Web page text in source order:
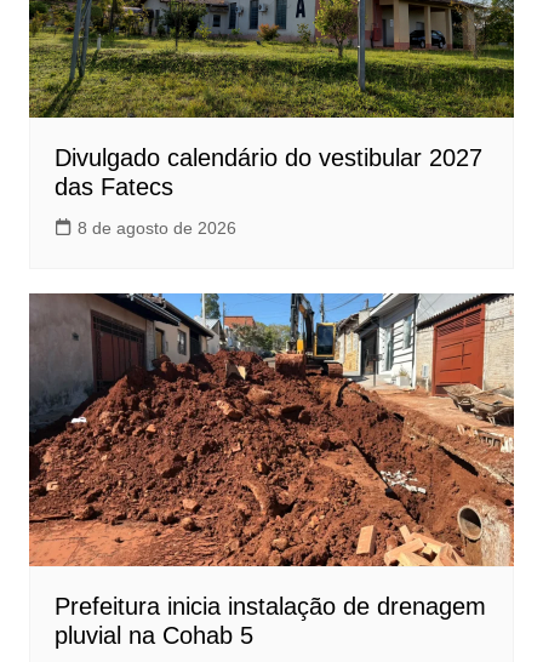
Divulgado calendário do vestibular 2027
das Fatecs
8 de agosto de 2026
Prefeitura inicia instalação de drenagem
pluvial na Cohab 5